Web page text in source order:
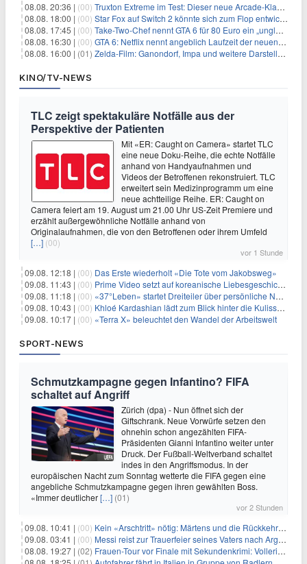
08.08. 20:36 | (00) Truxton Extreme im Test: Dieser neue Arcade-Klassiker verzeiht dir gar nichts
08.08. 18:00 | (00) Star Fox auf Switch 2 könnte sich zum Flop entwickeln
08.08. 17:45 | (00) Take-Two-Chef nennt GTA 6 für 80 Euro ein „unglaubliches Schnäppchen“
08.08. 16:30 | (00) GTA 6: Netflix nennt angeblich Laufzeit der neuen Gameplay-Präsentation
08.08. 16:00 | (01) Zelda-Film: Ganondorf, Impa und weitere Darsteller sollen feststehen
KINO/TV-NEWS
TLC zeigt spektakuläre Notfälle aus der
Perspektive der Patienten
Mit «ER: Caught on Camera» startet TLC
eine neue Doku-Reihe, die echte Notfälle
anhand von Handyaufnahmen und
Videos der Betroffenen rekonstruiert. TLC
erweitert sein Medizinprogramm um eine
neue achtteilige Reihe. ER: Caught on
Camera feiert am 19. August um 21.00 Uhr US-Zeit Premiere und
erzählt außergewöhnliche Notfälle anhand von
Originalaufnahmen, die von den Betroffenen oder ihrem Umfeld
[…] (00)
vor 1 Stunde
09.08. 12:18 | (00) Das Erste wiederholt «Die Tote vom Jakobsweg»
09.08. 11:43 | (00) Prime Video setzt auf koreanische Liebesgeschichte
09.08. 11:18 | (00) «37°Leben» startet Dreiteiler über persönliche Neuanfänge
09.08. 10:43 | (00) Khloé Kardashian lädt zum Blick hinter die Kulissen ihres Freundeskreises
09.08. 10:17 | (00) «Terra X» beleuchtet den Wandel der Arbeitswelt
SPORT-NEWS
Schmutzkampagne gegen Infantino? FIFA
schaltet auf Angriff
Zürich (dpa) - Nun öffnet sich der
Giftschrank. Neue Vorwürfe setzen den
ohnehin schon angezählten FIFA-
Präsidenten Gianni Infantino weiter unter
Druck. Der Fußball-Weltverband schaltet
indes in den Angriffsmodus. In der
europäischen Nacht zum Sonntag wetterte die FIFA gegen eine
angebliche Schmutzkampagne gegen ihren gewählten Boss.
«Immer deutlicher[…] (01)
vor 2 Stunden
09.08. 10:41 | (00) Kein «Arschtritt» nötig: Märtens und die Rückkehr nach Paris
09.08. 03:41 | (00) Messi reist zur Trauerfeier seines Vaters nach Argentinien
08.08. 19:27 | (02) Frauen-Tour vor Finale mit Sekundenkrimi: Vollering in Gelb